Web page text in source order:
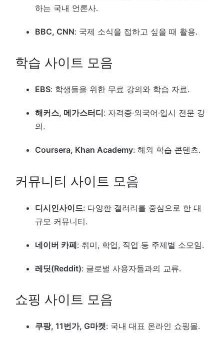
하는 국내 언론사.
BBC, CNN: 국제 소식을 접하고 싶을 때 활용.
학습 사이트 모음
EBS: 학생들을 위한 무료 강의와 학습 자료.
해커스, 메가스터디: 자격증·외국어·입시 전문 강
의.
Coursera, Khan Academy: 해외 학습 콘텐츠.
커뮤니티 사이트 모음
디시인사이드: 다양한 갤러리를 중심으로 한 대
규모 커뮤니티.
네이버 카페: 취미, 학업, 직업 등 주제별 소모임.
레딧(Reddit): 글로벌 사용자들과의 교류.
쇼핑 사이트 모음
쿠팡, 11번가, G마켓: 국내 대표 온라인 쇼핑몰.